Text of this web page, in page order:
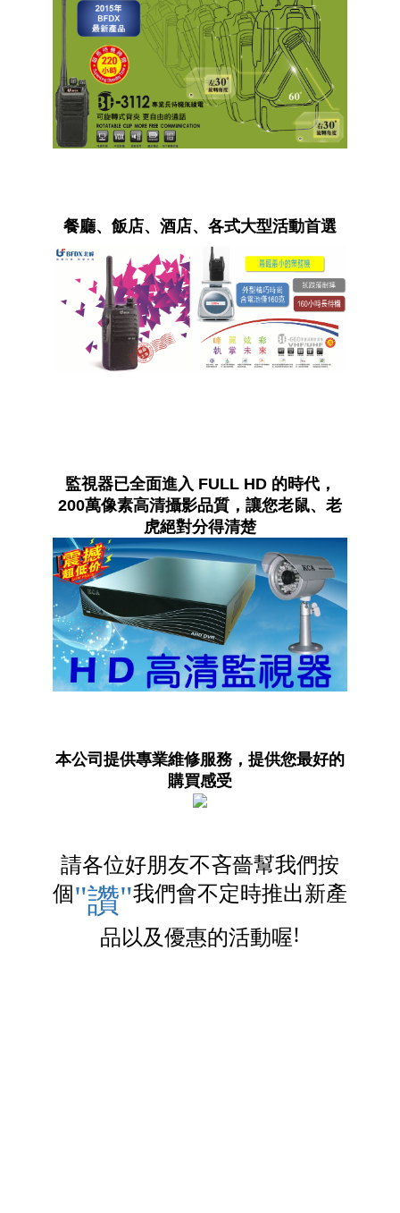
餐廳、飯店、酒店、各式大型活動首選
監視器已全面進入 FULL HD 的時代，
200萬像素高清攝影品質，讓您老鼠、老
虎絕對分得清楚
本公司提供專業維修服務，提供您最好的
購買感受
請各位好朋友不吝嗇幫我們按
個"讚"我們會不定時推出新產
品以及優惠的活動喔!